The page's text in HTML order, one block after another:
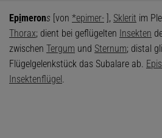
Epimerons [von *epimer- ], Sklerit im
Thorax; dient bei geflügelten Insekten
zwischen Tergum und Sternum; distal
Flügelgelenkstück das Subalare ab.
Insektenflügel.